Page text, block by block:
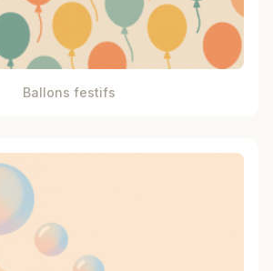
Ballons festifs